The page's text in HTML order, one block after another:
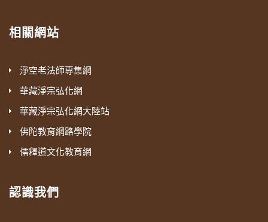
相關網站
淨空老法師專集網
華藏淨宗弘化網
華藏淨宗弘化網大陸站
佛陀教育網路學院
儒釋道文化教育網
認識我們